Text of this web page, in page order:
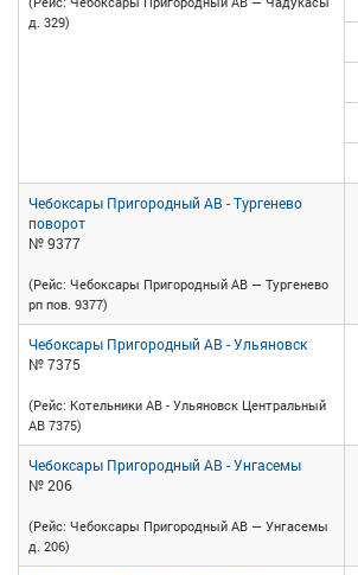
д. 329)
Чебоксары Пригородный АВ - Тургенево
поворот
№ 9377
(Рейс: Чебоксары Пригородный АВ — Тургенево
рп пов. 9377)
Чебоксары Пригородный АВ - Ульяновск
№ 7375
(Рейс: Котельники АВ - Ульяновск Центральный
АВ 7375)
Чебоксары Пригородный АВ - Унгасемы
№ 206
(Рейс: Чебоксары Пригородный АВ — Унгасемы
д. 206)